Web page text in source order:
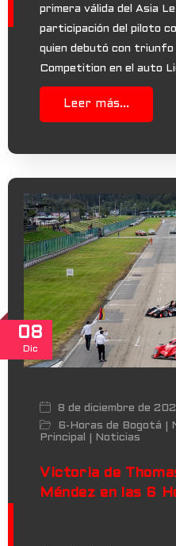
primera válida del Asia
participación del piloto
quien debutó con triunfo
Competition en el auto
Leer más...
08
Dic
8 de diciembre de
6-Horas de Bogotá
Principal
Noticias
Victoria de
Méndez en las 6